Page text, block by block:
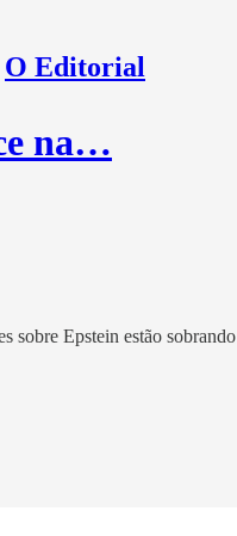
O Editorial
na…
Epstein estão